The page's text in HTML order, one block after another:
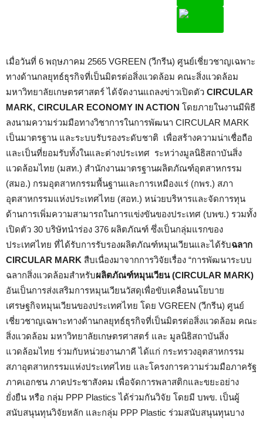
เมื่อวันที่ 6 พฤษภาคม 2565 VGREEN (วีกรีน) ศูนย์เชี่ยวชาญเฉพาะ
ทางด้านกลยุทธ์ธุรกิจที่เป็นมิตรต่อสิ่งแวดล้อม คณะสิ่งแวดล้อม
มหาวิทยาลัยเกษตรศาสตร์ ได้จัดงานแถลงข่าวเปิดตัว CIRCULAR
MARK, CIRCULAR ECONOMY IN ACTION โดยภายในงานมีพิธี
ลงนามความร่วมมือทางวิชาการในการพัฒนา CIRCULAR MARK
เป็นมาตรฐาน และระบบรับรองระดับชาติ เพื่อสร้างความน่าเชื่อถือ
และเป็นที่ยอมรับทั้งในและต่างประเทศ ระหว่างมูลนิธิสถาบันสิ่ง
แวดล้อมไทย (มสท.) สำนักงานมาตรฐานผลิตภัณฑ์อุตสาหกรรม
(สมอ.) กรมอุตสาหกรรมพื้นฐานและการเหมืองแร่ (กพร.) สภา
อุตสาหกรรมแห่งประเทศไทย (สอท.) หน่วยบริหารและจัดการทุน
ด้านการเพิ่มความสามารถในการแข่งขันของประเทศ (บพข.) รวมทั้ง
เปิดตัว 30 บริษัทนำร่อง 376 ผลิตภัณฑ์ ซึ่งเป็นกลุ่มแรกของ
ประเทศไทย ที่ได้รับการรับรองผลิตภัณฑ์หมุนเวียนและได้รับฉลาก
CIRCULAR MARK สืบเนื่องมาจากการวิจัยเรื่อง “การพัฒนาระบบ
ฉลากสิ่งแวดล้อมสำหรับผลิตภัณฑ์หมุนเวียน (CIRCULAR MARK)
อันเป็นการส่งเสริมการหมุนเวียนวัสดุเพื่อขับเคลื่อนนโยบาย
เศรษฐกิจหมุนเวียนของประเทศไทย โดย VGREEN (วีกรีน) ศูนย์
เชี่ยวชาญเฉพาะทางด้านกลยุทธ์ธุรกิจที่เป็นมิตรต่อสิ่งแวดล้อม คณะ
สิ่งแวดล้อม มหาวิทยาลัยเกษตรศาสตร์ และ มูลนิธิสถาบันสิ่ง
แวดล้อมไทย ร่วมกับหน่วยงานภาคี ได้แก่ กระทรวงอุตสาหกรรม
สภาอุตสาหกรรมแห่งประเทศไทย และโครงการความร่วมมือภาครัฐ
ภาคเอกชน ภาคประชาสังคม เพื่อจัดการพลาสติกและขยะอย่าง
ยั่งยืน หรือ กลุ่ม PPP Plastics ได้ร่วมกันวิจัย โดยมี บพข. เป็นผู้
สนับสนุนทุนวิจัยหลัก และกลุ่ม PPP Plastic ร่วมสนับสนุนทุนบาง